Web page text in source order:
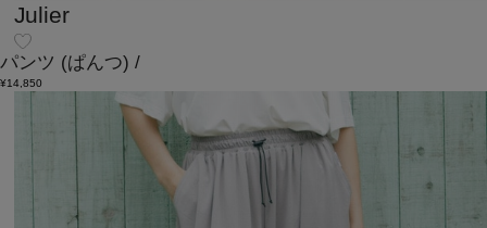
Julier
パンツ (ぱんつ) /
¥14,850